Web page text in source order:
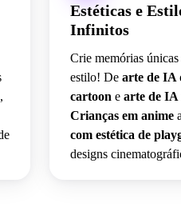
Estéticas e
Infinitos
Crie memórias
estilo! De arte de IA
cartoon e arte de IA
Crianças em anime a
com estética de
designs